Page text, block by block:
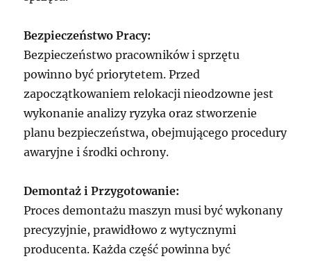
Bezpieczeństwo Pracy:
Bezpieczeństwo pracowników i sprzętu
powinno być priorytetem. Przed
zapoczątkowaniem relokacji nieodzowne jest
wykonanie analizy ryzyka oraz stworzenie
planu bezpieczeństwa, obejmującego procedury
awaryjne i środki ochrony.
Demontaż i Przygotowanie:
Proces demontażu maszyn musi być wykonany
precyzyjnie, prawidłowo z wytycznymi
producenta. Każda część powinna być